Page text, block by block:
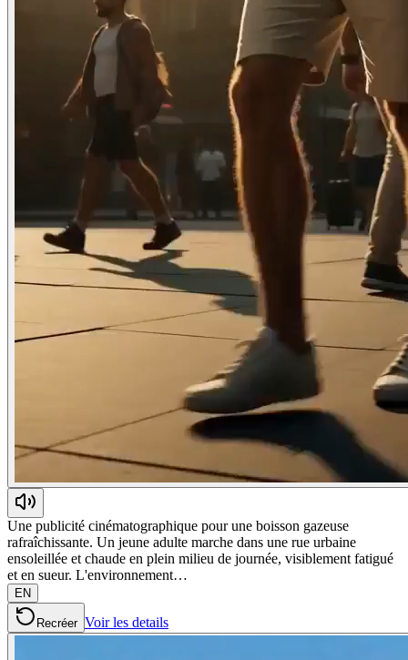
Une publicité cinématographique pour une boisson gazeuse
rafraîchissante. Un jeune adulte marche dans une rue urbaine
ensoleillée et chaude en plein milieu de journée, visiblement fatigué
et en sueur. L'environnement…
EN
Recréer Voir les details